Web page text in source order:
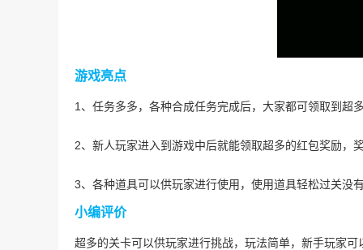
游戏亮点
1、任务多多，各种合成任务完成后，大家都可领取到超
2、新人玩家进入到游戏中后就能领取超多的红包奖励，
3、各种道具可以供玩家进行使用，使用道具轻松过关没
小编评价
超多的关卡可以供玩家进行挑战，玩法简单，新手玩家